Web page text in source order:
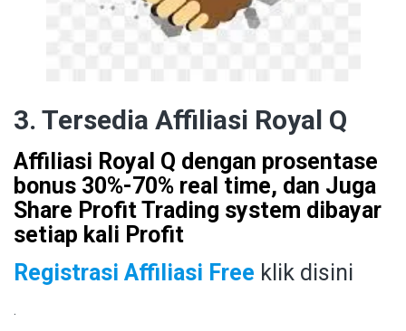
3. Tersedia Affiliasi Royal Q
Affiliasi Royal Q dengan prosentase
bonus 30%-70% real time, dan Juga
Share Profit Trading system dibayar
setiap kali Profit
Registrasi Affiliasi Free klik disini